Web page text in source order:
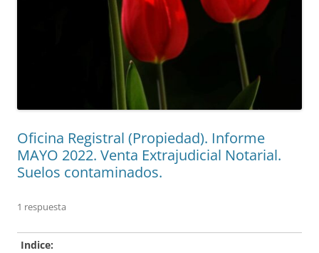
Oficina Registral (Propiedad). Informe
MAYO 2022. Venta Extrajudicial Notarial.
Suelos contaminados.
1 respuesta
Indice: